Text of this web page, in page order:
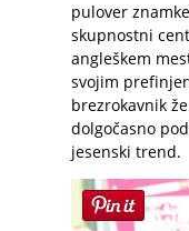
pulover
skupnostni
angleškem
svojim
brezrokavnik
dolgočasno
jesenski trend.